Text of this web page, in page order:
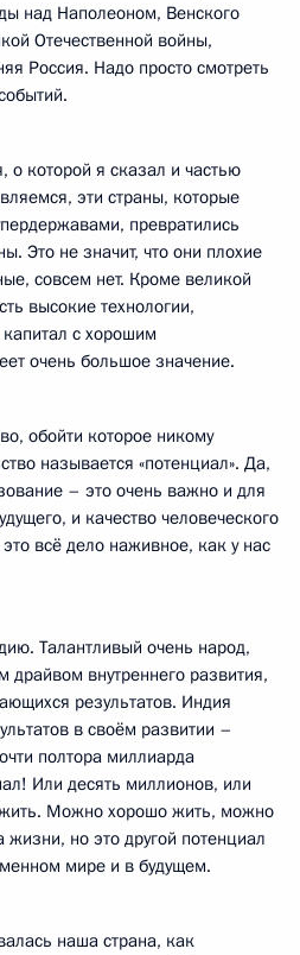
над Наполеоном, Венского
Отечественной войны,
Россия. Надо просто смотреть
о которой я сказал и частью
эти страны, которые
превратились
Это не значит, что они плохие
совсем нет. Кроме великой
высокие технологии,
с хорошим
очень большое значение.
обойти которое никому
называется «потенциал». Да,
– это очень важно и для
и качество человеческого
всё дело наживное, как у нас
Талантливый очень народ,
драйвом внутреннего развития,
результатов. Индия
в своём развитии –
полтора миллиарда
Или десять миллионов, или
Можно хорошо жить, можно
жизни, но это другой потенциал
мире и в будущем.
наша страна, как